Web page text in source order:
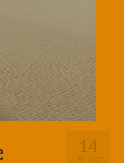
14
JULI 2023